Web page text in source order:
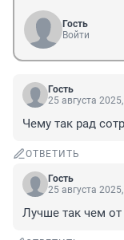
Гость
Войти
Гость
25 августа
Чему так рад
ОТВЕТИТЬ
Гость
25 августа
Лучше так чем